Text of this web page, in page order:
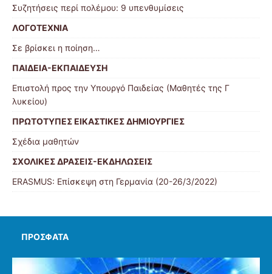
Συζητήσεις περί πολέμου: 9 υπενθυμίσεις
ΛΟΓΟΤΕΧΝΙΑ
Σε βρίσκει η ποίηση…
ΠΑΙΔΕΙΑ-ΕΚΠΑΙΔΕΥΣΗ
Επιστολή προς την Υπουργό Παιδείας (Μαθητές της Γ
λυκείου)
ΠΡΩΤΟΤΥΠΕΣ ΕΙΚΑΣΤΙΚΕΣ ΔΗΜΙΟΥΡΓΙΕΣ
Σχέδια μαθητών
ΣΧΟΛΙΚΕΣ ΔΡΑΣΕΙΣ-ΕΚΔΗΛΩΣΕΙΣ
ERASMUS: Επίσκεψη στη Γερμανία (20-26/3/2022)
ΠΡΌΣΦΑΤΑ